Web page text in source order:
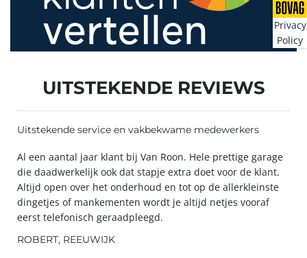
UITSTEKENDE REVIEWS
Uitstekende service en vakbekwame medewerkers
Al een aantal jaar klant bij Van Roon. Hele prettige garage
die daadwerkelijk ook dat stapje extra doet voor de klant.
Altijd open over het onderhoud en tot op de allerkleinste
dingetjes of mankementen wordt je altijd netjes vooraf
eerst telefonisch geraadpleegd.
ROBERT, REEUWIJK
Privacy
Policy